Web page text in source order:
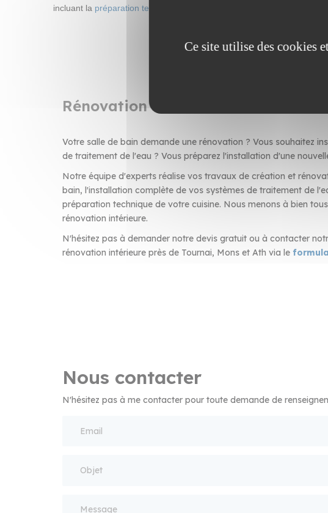
incluant la préparation technique cuisine
Rénovation de salle de bain et
Votre salle de bain demande une rénovation ? Vous souhaitez
de traitement de l'eau ? Vous préparez l'installation d'une
Notre équipe d'experts réalise vos travaux de création et
bain, l'installation complète de vos systèmes de traitement de
préparation technique de votre cuisine. Nous menons à bien
rénovation intérieure.
N'hésitez pas à demander notre devis gratuit ou à contacter
rénovation intérieure près de Tournai, Mons et Ath via le
Nous contacter
N'hésitez pas à me contacter pour toute demande de
Ce site utilise des cookies